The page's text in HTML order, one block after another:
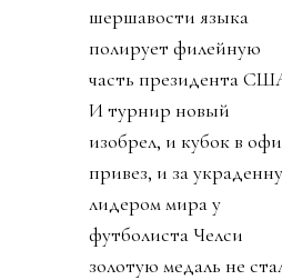
шершавости языка
полирует филейную
часть президента
И турнир новый
изобрел, и кубок в
привез, и за
лидером мира у
футболиста Челси
золотую медаль не